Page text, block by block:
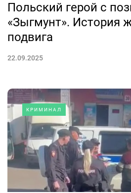
Польский герой с
«Зыгмунт». История
подвига
22.09.2025
КРИМИНАЛ